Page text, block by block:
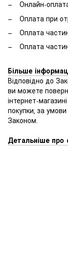
Онлайн-
Оплата при
Оплата
Оплата
Більше
Відповідно до
ви можете
інтернет-
покупки, за
Законом.
Детальніше про